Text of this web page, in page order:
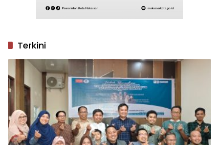
Terkini